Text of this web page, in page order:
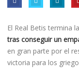
El Real Betis termina
tras conseguir un
en gran parte por el
victoria para los